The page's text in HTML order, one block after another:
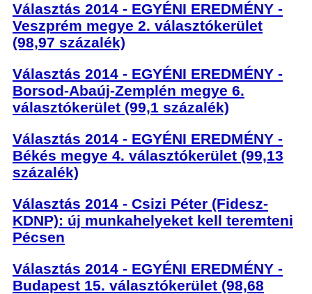
Választás 2014 - EGYÉNI EREDMÉNY -
Veszprém megye 2. választókerület
(98,97 százalék)
Választás 2014 - EGYÉNI EREDMÉNY -
Borsod-Abaúj-Zemplén megye 6.
választókerület (99,1 százalék)
Választás 2014 - EGYÉNI EREDMÉNY -
Békés megye 4. választókerület (99,13
százalék)
Választás 2014 - Csizi Péter (Fidesz-
KDNP): új munkahelyeket kell teremteni
Pécsen
Választás 2014 - EGYÉNI EREDMÉNY -
Budapest 15. választókerület (98,68